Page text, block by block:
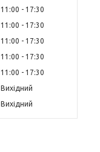
11:00
17:30
11:00
17:30
11:00
17:30
11:00
17:30
11:00
17:30
Вихідний
Вихідний